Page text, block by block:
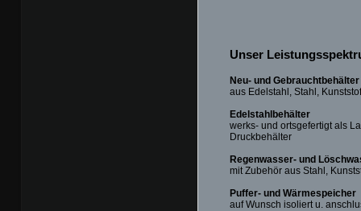
Unser
Neu- und Gebrauchtbehälter
aus Edelstahl, Stahl,
Edelstahlbehälter
werks- und ortsgefertigt als
Druckbehälter
Regenwasser- und
mit Zubehör aus Stahl,
Puffer- und Wärmespeicher
auf Wunsch isoliert u.